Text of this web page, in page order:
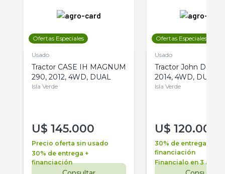
Ofertas Especiales
Usado
Tractor CASE IH MAGNUM
290, 2012, 4WD, DUAL
Isla Verde
U$ 145.000
Precio oferta sin usado
30% de entrega +
financiación
Ofertas Especiales
Usado
Tractor John Deere
2014, 4WD, DUAL
Isla Verde
U$ 120.000
30% de entrega +
financiación
Financialo en 3 años